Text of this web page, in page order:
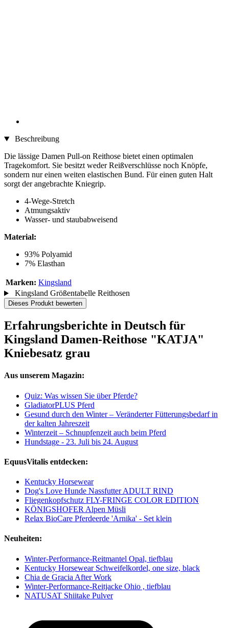
Beschreibung
Die lässige Damen Pull-on Reithose bietet einen optimalen
Tragekomfort. Sie besitzt weder Reißverschlüsse noch Knöpfe,
sondern nur einen weiten elastischen Bund. Für einen guten Halt
sorgt der angebrachte Kniegrip.
4-Wege-Stretch
Atmungsaktiv
Wasser- und staubabweisend
Material:
93% Polyamid
7% Elasthan
Marken: Kingsland
Kingsland Größentabelle Reithosen
Dieses Produkt bewerten
Erfahrungsberichte in Deutsch für
Kingsland Damen-Reithose "KATJA"
Kniebesatz grau
Aus unserem Magazin:
Quiz: Was wissen Sie über Pferde?
GladiatorPLUS Pferd
Gesund durch den Winter – Veränderter Fütterungsbedarf in
der kalten Jahreszeit
Winterzeit – Schnupfenzeit auch beim Pferd
Hundstage - 23. Juli bis 24. August
EquusVitalis entdecken:
Kentucky Horsewear
Dog's Love Hunde Nassfutter ADULT RIND
Fliegenkopfschutz FLY-FRINGE COLOR EDITION
KÖNIGSHOFER Alpen Müsli
Relax BioCare Pferdeerde 'Arnika' - Set klein
Neuheiten:
Winter-Performance-Reitmantel Opal, tiefblau
Kentucky Horsewear Schweifelkordel, one size, black
Chia de Gracia After Work
Winter-Performance-Reitjacke Ohio , tiefblau
NATUSAT Shiitake Pulver